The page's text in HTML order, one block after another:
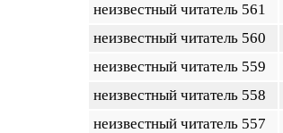
неизвестный читатель 561
неизвестный читатель 560
неизвестный читатель 559
неизвестный читатель 558
неизвестный читатель 557